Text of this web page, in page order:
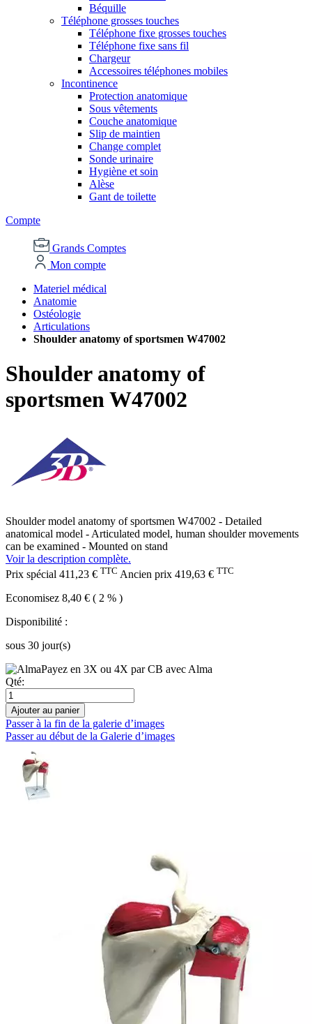
Béquille
Téléphone grosses touches
Téléphone fixe grosses touches
Téléphone fixe sans fil
Chargeur
Accessoires téléphones mobiles
Incontinence
Protection anatomique
Sous vêtements
Couche anatomique
Slip de maintien
Change complet
Sonde urinaire
Hygiène et soin
Alèse
Gant de toilette
Compte
Grands Comptes
Mon compte
Materiel médical
Anatomie
Ostéologie
Articulations
Shoulder anatomy of sportsmen W47002
Shoulder anatomy of
sportsmen W47002
Shoulder model anatomy of sportsmen W47002 - Detailed
anatomical model - Articulated model, human shoulder movements
can be examined - Mounted on stand
Voir la description complète.
Prix spécial 411,23 € TTC Ancien prix 419,63 € TTC
Economisez 8,40 € ( 2 % )
Disponibilité :
sous 30 jour(s)
Payez en 3X ou 4X par CB avec Alma
Qté:
Ajouter au panier
Passer à la fin de la galerie d’images
Passer au début de la Galerie d’images